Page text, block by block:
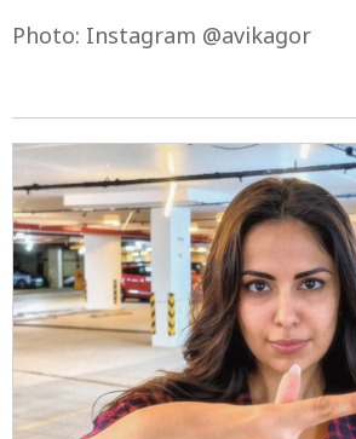
Photo: Instagram @avikagor